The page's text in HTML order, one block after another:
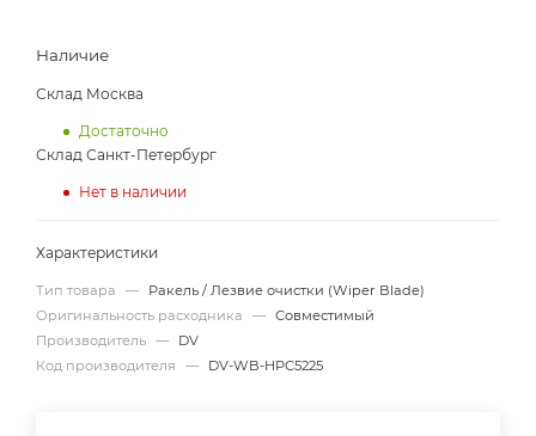
Наличие
Склад Москва
Достаточно
Склад Санкт-Петербург
Нет в наличии
Характеристики
Тип товара —
Ракель / Лезвие очистки (Wiper Blade)
Оригинальность расходника
— Совместимый
Производитель —
DV
Код производителя
— DV-WB-HPC5225